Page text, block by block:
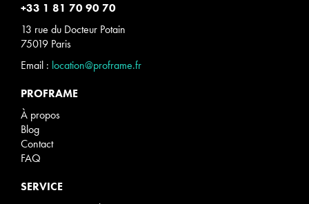
+33 1 81 70 90 70
13 rue du Docteur Potain
75019 Paris
Email : location@proframe.fr
PROFRAME
À propos
Blog
Contact
FAQ
SERVICE